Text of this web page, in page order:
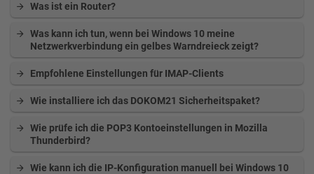
Was ist ein Router?
Was kann ich tun, wenn bei Windows 10 meine
Netzwerkverbindung ein gelbes Warndreieck zeigt?
Empfohlene Einstellungen für IMAP-Clients
Wie installiere ich das DOKOM21 Sicherheitspaket?
Wie prüfe ich die POP3 Kontoeinstellungen in Mozilla
Thunderbird?
Wie kann ich die IP-Konfiguration manuell bei Windows 10